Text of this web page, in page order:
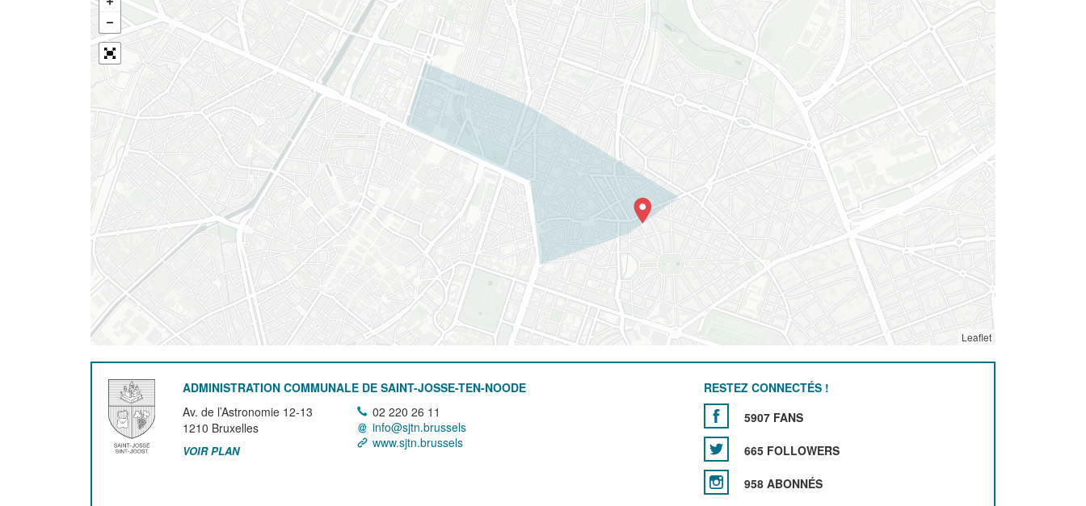
Leaflet
ADMINISTRATION COMMUNALE DE SAINT-JOSSE-TEN-NOODE
Av. de l’Astronomie 12-13
1210 Bruxelles
VOIR PLAN
02 220 26 11
info@sjtn.brussels
www.sjtn.brussels
RESTEZ CONNECTÉS !
5907 FANS
665 FOLLOWERS
958 ABONNÉS